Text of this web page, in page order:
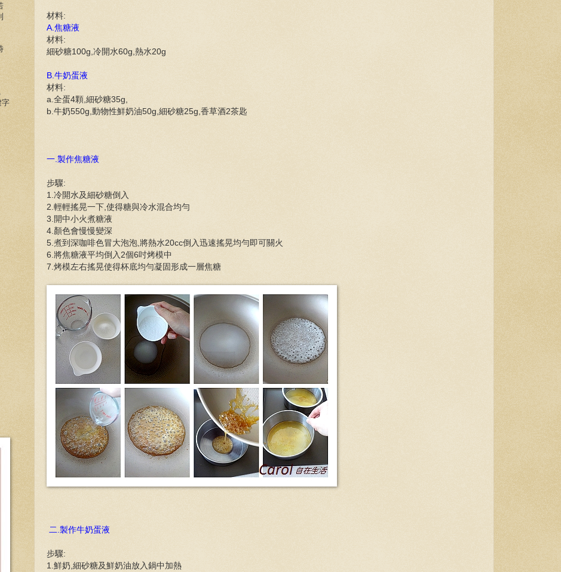
材料:
A.焦糖液
材料:
細砂糖100g,冷開水60g,熱水20g
B.牛奶蛋液
材料:
a.全蛋4顆,細砂糖35g,
b.牛奶550g,動物性鮮奶油50g,細砂糖25g,香草酒2茶匙
一.製作焦糖液
步驟:
1.冷開水及細砂糖倒入
2.輕輕搖晃一下,使得糖與冷水混合均勻
3.開中小火煮糖液
4.顏色會慢慢變深
5.煮到深咖啡色冒大泡泡,將熱水20cc倒入迅速搖晃均勻即可關火
6.將焦糖液平均倒入2個6吋烤模中
7.烤模左右搖晃使得杯底均勻凝固形成一層焦糖
二.製作牛奶蛋液
步驟:
1.鮮奶,細砂糖及鮮奶油放入鍋中加熱
字